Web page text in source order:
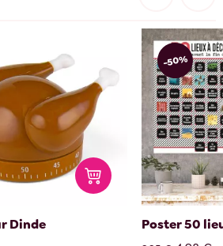
Dinde
-50%
Poster 50